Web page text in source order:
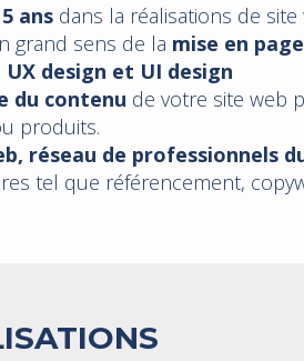
ans dans la réalisations de site
grand sens de la mise en page
UX design et UI design
du contenu de votre site web
produits.
réseau de professionnels
tel que référencement,